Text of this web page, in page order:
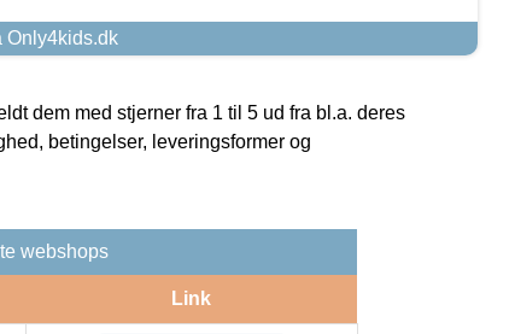
Only4kids.dk
dem med stjerner fra 1 til 5 ud fra bl.a. deres
betingelser, leveringsformer og
webshops
Link